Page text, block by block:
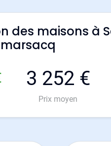
des maisons à
3 252 €
Prix moyen